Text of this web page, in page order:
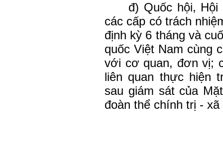
đ) Quốc hội,
các cấp có trách
định kỳ 6 tháng và
quốc Việt Nam cùng
với cơ quan, đơn vị;
liên quan thực hiện
sau giám sát của
đoàn thể chính trị - xã